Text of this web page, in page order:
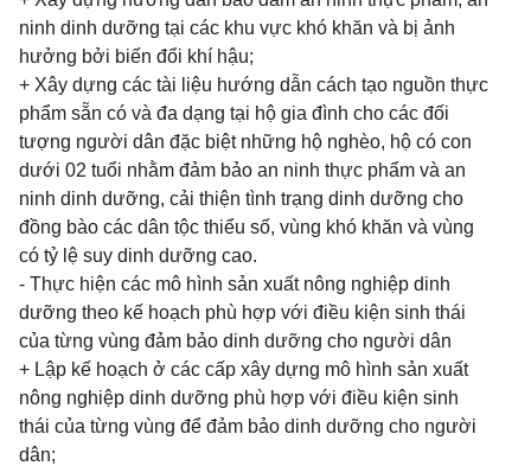
ninh dinh dưỡng tại các khu vực khó khăn và bị ảnh
hưởng bởi biến đổi khí hậu;
+ Xây dựng các tài liệu hướng dẫn cách tạo nguồn thực
phẩm sẵn có và đa dạng tại hộ gia đình cho các đối
tượng người dân đặc biệt những hộ nghèo, hộ có con
dưới 02 tuổi nhằm đảm bảo an ninh thực phẩm và an
ninh dinh dưỡng, cải thiện tình trạng dinh dưỡng cho
đồng bào các dân tộc thiểu số, vùng khó khăn và vùng
có tỷ lệ suy dinh dưỡng cao.
- Thực hiện các mô hình sản xuất nông nghiệp dinh
dưỡng theo kế hoạch phù hợp với điều kiện sinh thái
của từng vùng đảm bảo dinh dưỡng cho người dân
+ Lập kế hoạch ở các cấp xây dựng mô hình sản xuất
nông nghiệp dinh dưỡng phù hợp với điều kiện sinh
thái của từng vùng để đảm bảo dinh dưỡng cho người
dân;